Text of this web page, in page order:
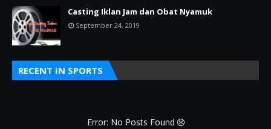
Casting Iklan Jam dan Obat Nyamuk
September 24, 2019
RECENT IN SPORTS
Error: No Posts Found